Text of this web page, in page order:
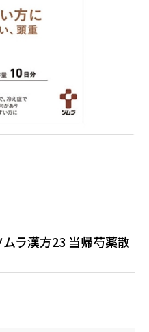
ムラ漢方23 当帰芍薬散